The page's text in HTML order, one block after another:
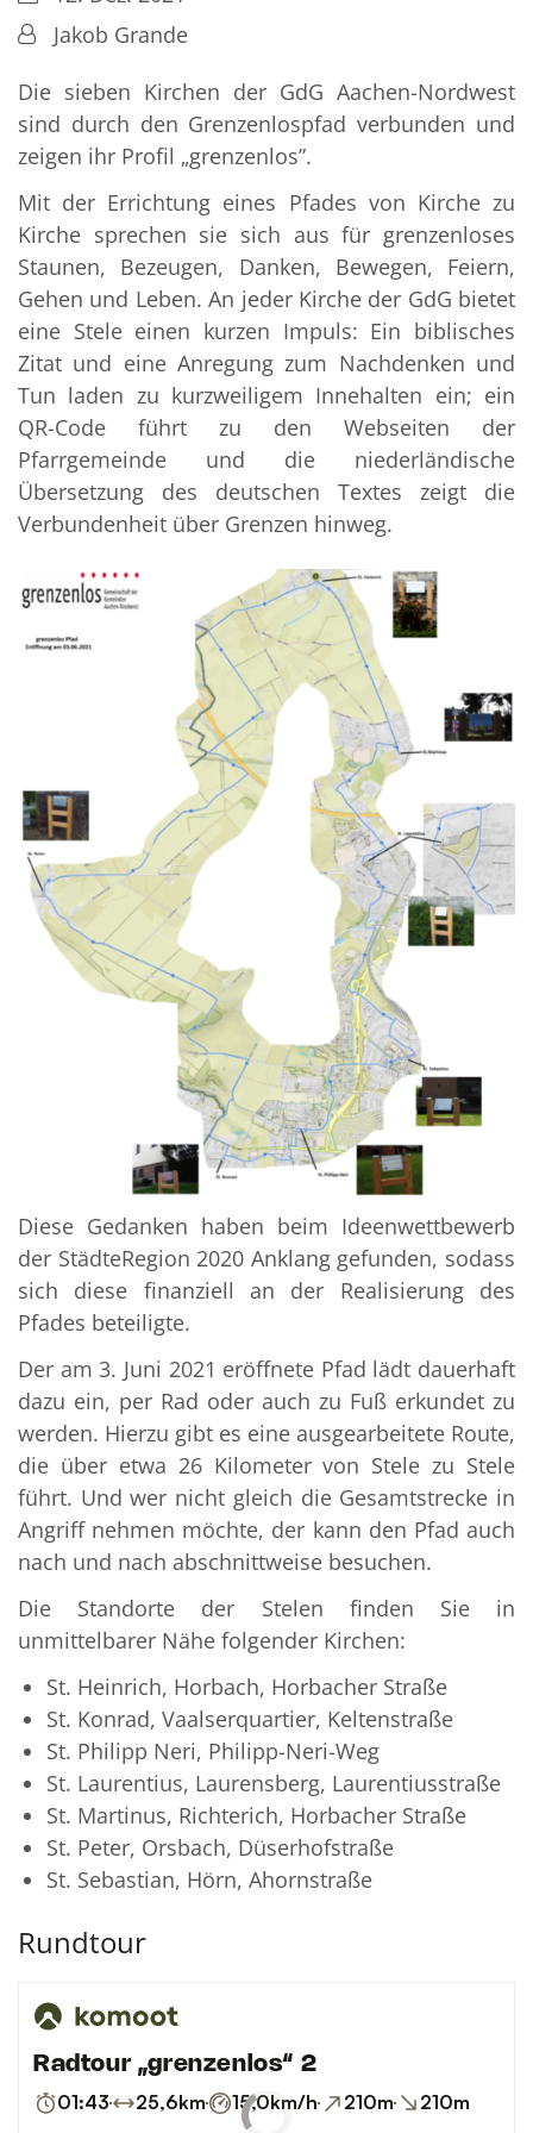
Von:Jakob Grande
Die sieben Kirchen der GdG Aachen-Nordwest
sind durch den Grenzenlospfad verbunden und
zeigen ihr Profil „grenzenlos”.
Mit der Errichtung eines Pfades von Kirche zu
Kirche sprechen sie sich aus für grenzenloses
Staunen, Bezeugen, Danken, Bewegen, Feiern,
Gehen und Leben. An jeder Kirche der GdG bietet
eine Stele einen kurzen Impuls: Ein biblisches
Zitat und eine Anregung zum Nachdenken und
Tun laden zu kurzweiligem Innehalten ein; ein
QR-Code führt zu den Webseiten der
Pfarrgemeinde und die niederländische
Übersetzung des deutschen Textes zeigt die
Verbundenheit über Grenzen hinweg.
Diese Gedanken haben beim Ideenwettbewerb
der StädteRegion 2020 Anklang gefunden, sodass
sich diese finanziell an der Realisierung des
Pfades beteiligte.
Der am 3. Juni 2021 eröffnete Pfad lädt dauerhaft
dazu ein, per Rad oder auch zu Fuß erkundet zu
werden. Hierzu gibt es eine ausgearbeitete Route,
die über etwa 26 Kilometer von Stele zu Stele
führt. Und wer nicht gleich die Gesamtstrecke in
Angriff nehmen möchte, der kann den Pfad auch
nach und nach abschnittweise besuchen.
Die Standorte der Stelen finden Sie in
unmittelbarer Nähe folgender Kirchen:
St. Heinrich, Horbach, Horbacher Straße
St. Konrad, Vaalserquartier, Keltenstraße
St. Philipp Neri, Philipp-Neri-Weg
St. Laurentius, Laurensberg, Laurentiusstraße
St. Martinus, Richterich, Horbacher Straße
St. Peter, Orsbach, Düserhofstraße
St. Sebastian, Hörn, Ahornstraße
Rundtour